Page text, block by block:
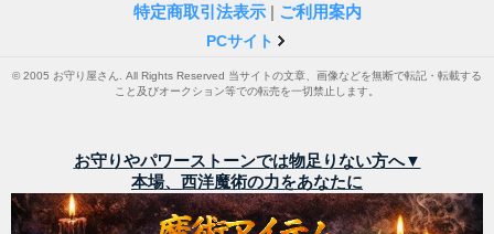
特定商取引法表示 | ご利用案内
PCサイト
© 2005 お守り屋さん. All Rights Reserved 当サイトの文章、画像などを無断で転記・転載する
こと及びオークション等での転売を一切禁止します。
お守りやパワーストーンでは物足りない方へ▼
本場、西洋魔術の力をあなたに